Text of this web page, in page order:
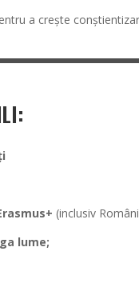
a crește
(inclusiv
lume;